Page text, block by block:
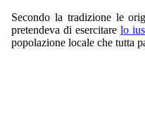
Secondo la tradizione le
pretendeva di esercitare lo
popolazione locale che tutta